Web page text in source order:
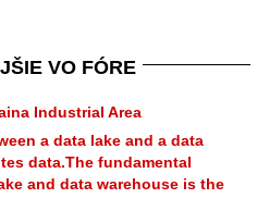
VO FÓRE
Industrial Area
a data lake and a data
data.The fundamental
and data warehouse is the